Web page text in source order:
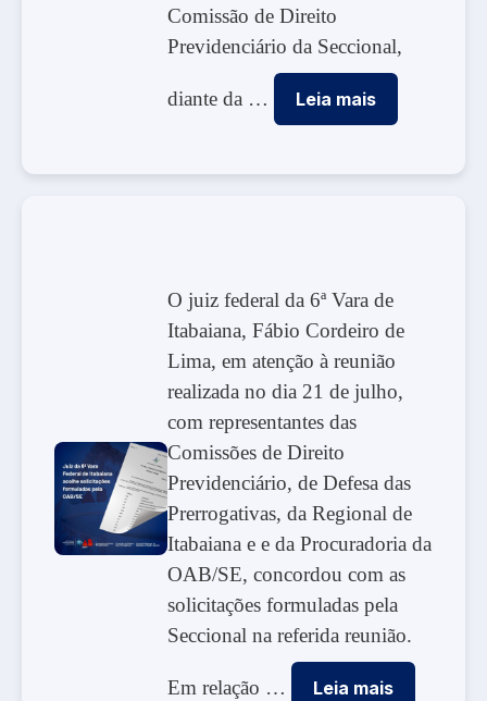
Comissão de Direito
Previdenciário da Seccional,
diante da … Leia mais
O juiz federal da 6ª Vara de
Itabaiana, Fábio Cordeiro de
Lima, em atenção à reunião
realizada no dia 21 de julho,
com representantes das
Comissões de Direito
Previdenciário, de Defesa das
Prerrogativas, da Regional de
Itabaiana e e da Procuradoria da
OAB/SE, concordou com as
solicitações formuladas pela
Seccional na referida reunião.
Em relação … Leia mais